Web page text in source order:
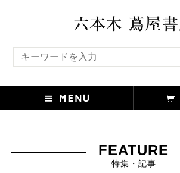
FEATURE
特集・記事